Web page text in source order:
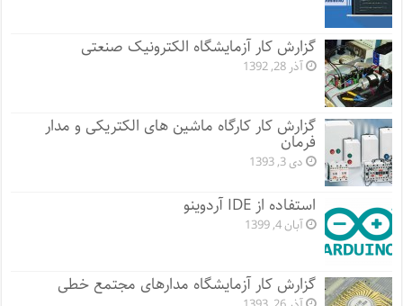
گزارش کار آزمایشگاه الکترونیک صنعتی
آذر 28, 1392
گزارش کار کارگاه ماشین های الکتریکی و مدار
فرمان
دی 3, 1393
استفاده از IDE آردوینو
آبان 4, 1399
گزارش کار آزمایشگاه مدارهای مجتمع خطی